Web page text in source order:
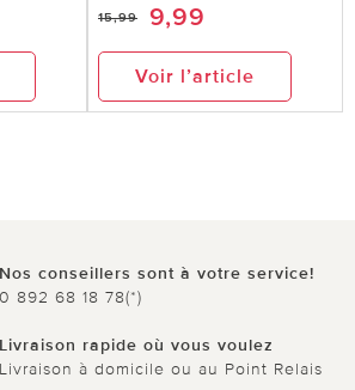
15,99 9,99
Voir l’article
Nos conseillers sont à votre service!
0 892 68 18 78(*)
Livraison rapide où vous voulez
Livraison à domicile ou au Point Relais